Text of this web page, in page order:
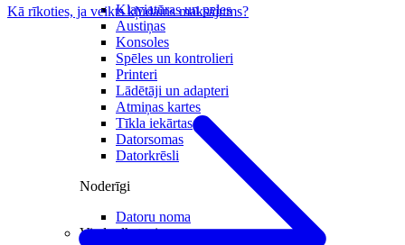
Klaviatūras un peles
Austiņas
Konsoles
Spēles un kontrolieri
Printeri
Lādētāji un adapteri
Atmiņas kartes
Tīkla iekārtas
Datorsomas
Datorkrēsli
Noderīgi
Datoru noma
Viedpulksteņi
Kā rīkoties, ja veikts kļūdains maksājums?